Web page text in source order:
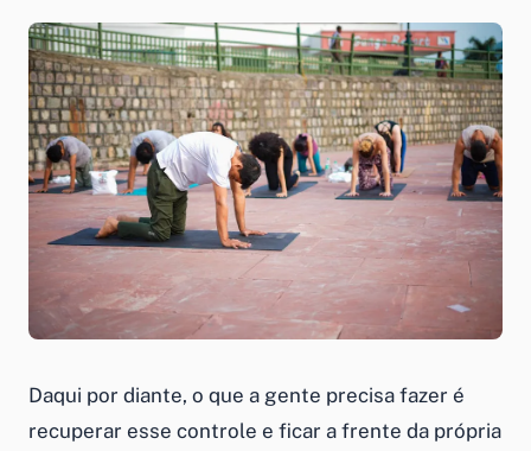
Daqui por diante, o que a gente precisa fazer é
recuperar esse controle e ficar a frente da própria